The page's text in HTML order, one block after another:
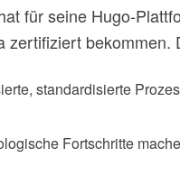
für seine Hugo-
standardisierte
Fortschritte